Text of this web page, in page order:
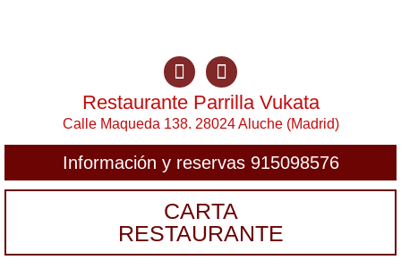
Restaurante Parrilla Vukata
Calle Maqueda 138. 28024 Aluche (Madrid)
Información y reservas 915098576
CARTA
RESTAURANTE